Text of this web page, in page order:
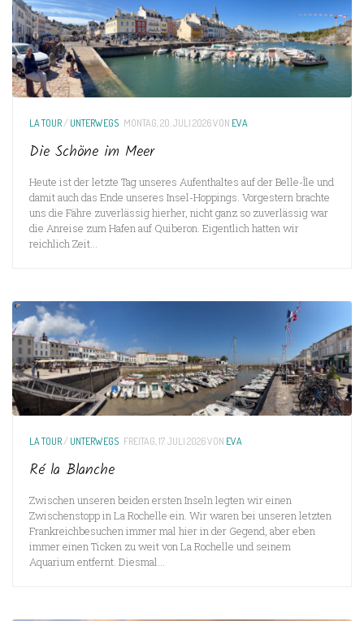
LA TOUR/UNTERWEGS MONTAG, 20. JULI 2026VON EVA
Die Schöne im Meer
Heute ist der letzte Tag unseres Aufenthaltes auf der Belle-Île und
damit auch das Ende unseres Insel-Hoppings. Vorgestern brachte
uns die Fähre zuverlässig hierher, nicht ganz so zuverlässig war
die Anreise zum Hafen auf Quiberon. Eigentlich hatten wir
reichlich Zeit...
LA TOUR/UNTERWEGS FREITAG, 17. JULI 2026VON EVA
Ré la Blanche
Zwischen unseren beiden ersten Inseln legten wir einen
Zwischenstopp in La Rochelle ein. Wir waren bei unseren letzten
Frankreichbesuchen immer mal hier in der Gegend, aber eben
immer einen Ticken zu weit von La Rochelle und seinem
Aquarium entfernt. Diesmal...